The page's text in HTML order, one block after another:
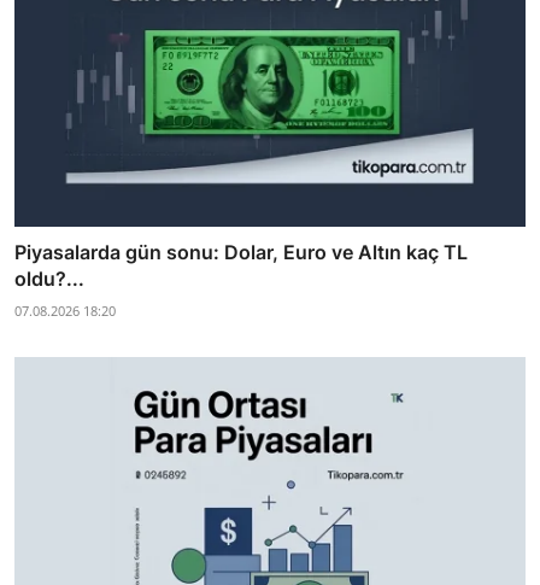
Piyasalarda gün sonu: Dolar, Euro ve Altın kaç TL
oldu?...
07.08.2026 18:20